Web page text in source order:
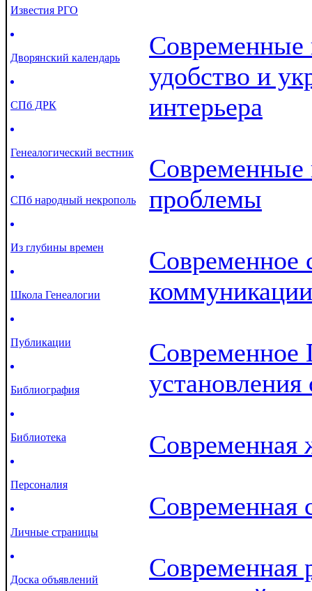
Известия РГО
Дворянский календарь
СПб ДРК
Генеалогический вестник
СПб народный некрополь
Из глубины времен
Школа Генеалогии
Публикации
Библиография
Библиотека
Персоналия
Личные страницы
Доска объявлений
Современные
удобство и
интерьера
Современные
проблемы
Современное
коммуникации
Современное
установления
Современная
Современная
Современная